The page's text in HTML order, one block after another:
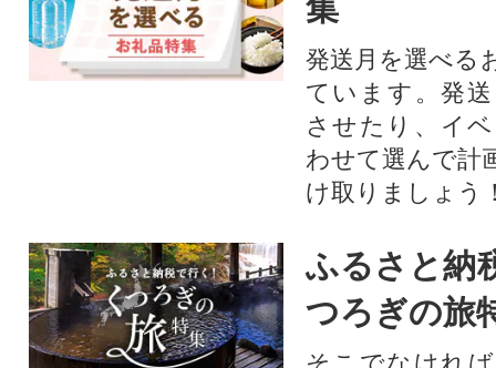
集
発送月を選べる
ています。発
させたり、イ
わせて選んで計
け取りましょう
ふるさと納
つろぎの旅